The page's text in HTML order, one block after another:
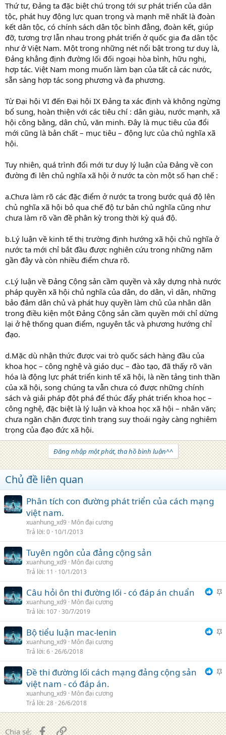
Thứ tư, Đảng ta đặc biệt chú trọng tới sự phát triển của dân
tộc, phát huy động lực quan trọng và mạnh mẽ nhất là đoàn
kết dân tộc, có chính sách dân tộc bình đẳng, đoàn kết, giúp
đỡ, tương trợ lẫn nhau trong phát triển ở quốc gia đa dân tộc
như ở Việt Nam. Một trong những nét nổi bật trong tư duy là,
Đảng khẳng định đường lối đối ngoại hòa bình, hữu nghị,
hợp tác. Việt Nam mong muốn làm bạn của tất cả các nước,
sẵn sàng hợp tác song phương và đa phương.
Từ Đại hội VI đến Đại hội IX Đảng ta xác định và không ngừng
bổ sung, hoàn thiện với các tiêu chí : dân giàu, nước mạnh, xã
hội công bằng, dân chủ, văn minh. Đây là mục tiêu của đổi
mới cũng là bản chất – mục tiêu – động lực của chủ nghĩa xã
hội.
Tuy nhiên, quá trình đổi mới tư duy lý luận của Đảng về con
đường đi lên chủ nghĩa xã hội ở nước ta còn một số hạn chế :
a.Chưa làm rõ các đặc điểm ở nước ta trong bước quá độ lên
chủ nghĩa xã hội bỏ qua chế độ tư bản chủ nghĩa cũng như
chưa làm rõ vần đề phân kỳ trong thời kỳ quá độ.
b.Lý luận về kinh tế thị trường định hướng xã hội chủ nghĩa ở
nước ta mới chỉ bắt đầu được nghiên cứu trong những năm
gần đây và còn nhiều điểm chưa rõ.
c.Lý luận về Đảng Cộng sản cầm quyền và xây dựng nhà nước
pháp quyền xã hội chủ nghĩa của dân, do dân, vì dân, những
bảo đảm dân chủ và phát huy quyền làm chủ của nhân dân
trong điều kiện một Đảng Cộng sản cầm quyền mới chỉ dừng
lại ở hệ thống quan điểm, nguyên tắc và phương hướng chỉ
đạo.
d.Mặc dù nhận thức được vai trò quốc sách hàng đầu của
khoa học – công nghệ và giáo dục – đào tạo, đã thấy rõ văn
hóa là động lực phát triển kinh tế xã hội, là nền tảng tinh thần
của xã hội, song chúng ta vẫn chưa có được những chính
sách và giải pháp đột phá để thúc đẩy phát triển khoa học –
công nghệ, đặc biệt là lý luận và khoa học xã hội – nhân văn;
chưa ngăn chặn được tình trạng suy thoái ngày càng nghiêm
trọng của đạo đức xã hội.
Đăng nhập một phát, tha hồ bình luận^^
Chủ đề liên quan
Phân tích con đường phát triển của cách mạng
việt nam.
xuanhung_xd9
Môn đại cương
Trả lời 0 10/1/2013
Tuyên ngôn của đảng cộng sản
xuanhung_xd9
Môn đại cương
Trả lời 11 10/1/2013
Câu hỏi ôn thi đường lối - có đáp án chuẩn
xuanhung_xd9
Môn đại cương
Trả lời 107 30/7/2019
Bộ tiểu luận mac-lenin
xuanhung_xd9
Môn đại cương
Trả lời 6 26/6/2018
Đề thi đường lối cách mạng đảng cộng sản
việt nam - có đáp án.
xuanhung_xd9
Môn đại cương
Trả lời 28 26/6/2018
Chia sẻ: FacebookLiên kết